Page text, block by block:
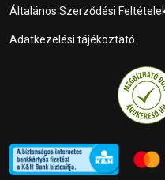
Általános Szerződési
Adatkezelési tájékoztató